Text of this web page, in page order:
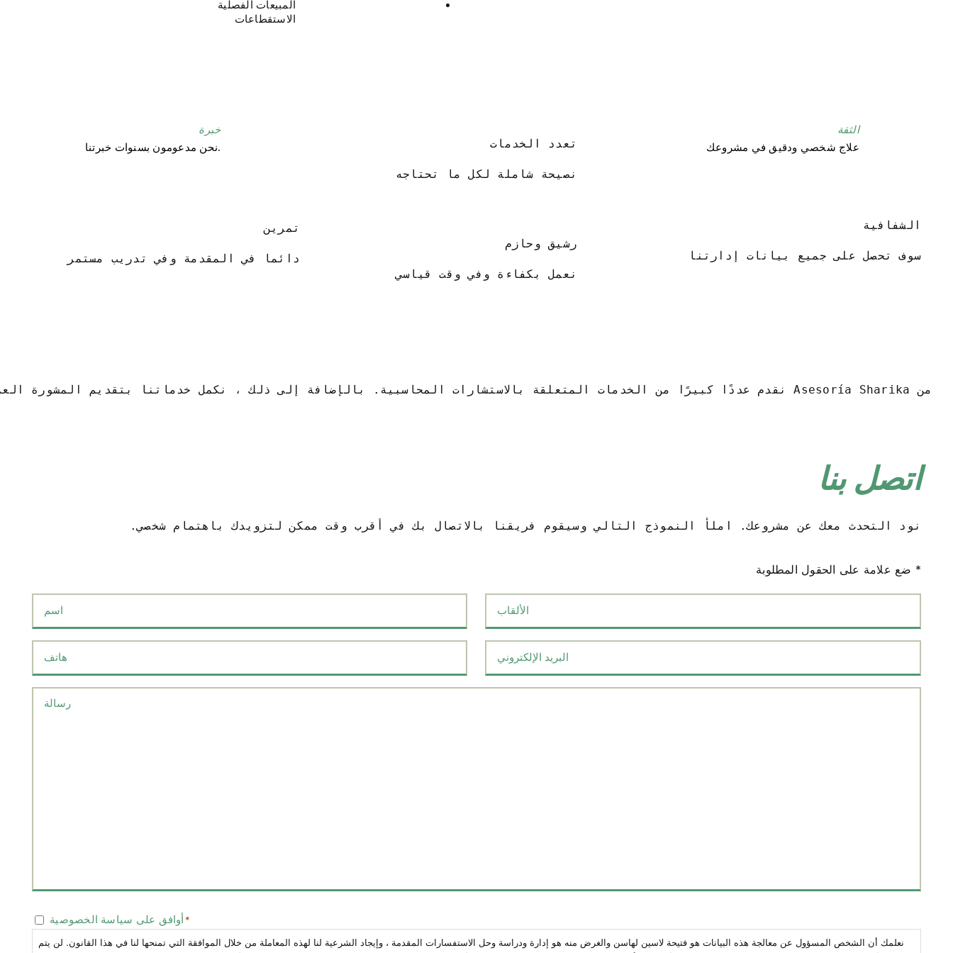
المبيعات الفصلية
الاستقطاعات
خبرة
نحن مدعومون بسنوات خبرتنا.
تمرين
دائما في المقدمة وفي تدريب مستمر
تعدد الخدمات
نصيحة شاملة لكل ما تحتاجه
رشيق وحازم
نعمل بكفاءة وفي وقت قياسي
الثقة
علاج شخصي ودقيق في مشروعك
الشفافية
سوف تحصل على جميع بيانات إدارتنا
من Asesoría Sharika نقدم عددًا كبيرًا من الخدمات المتعلقة بالاستشارات المحاسبية. بالإضافة إلى ذلك ، نكمل خدماتنا بتقديم المشورة العمالية والقانونية والضريبية.
اتصل بنا
نود التحدث معك عن مشروعك. املأ النموذج التالي وسيقوم فريقنا بالاتصال بك في أقرب وقت ممكن لتزويدك باهتمام شخصي.
ضع علامة على الحقول المطلوبة *
Nombre Apellidos
Teléfono
Mensaje
Consentimiento
*
أوافق على سياسة الخصوصية *
نعلمك أن الشخص المسؤول عن معالجة هذه البيانات هو فتيحة لاسين لهاسن والغرض منه هو إدارة ودراسة وحل الاستفسارات المقدمة ، وإيجاد الشرعية لنا لهذه المعاملة من خلال الموافقة التي تمنحها لنا في هذا القانون. لن يتم